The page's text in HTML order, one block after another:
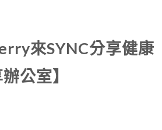
來SYNC分享健康
公室】